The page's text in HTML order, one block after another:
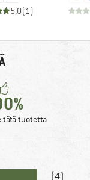
5,0(1)
tätä tuotetta
(4)